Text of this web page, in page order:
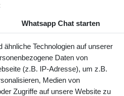
Whatsapp Chat starten
MwSt. und zzgl. Service- und
Technologien auf unserer
Daten von
(z.B. IP-Adresse), um z.B.
Medien von
Zugriffe auf unsere Website zu